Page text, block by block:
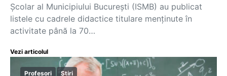
Școlar al Municipiului București (ISMB) au publicat
listele cu cadrele didactice titulare menținute în
activitate până la 70…
Vezi articolul
Profesori Știri